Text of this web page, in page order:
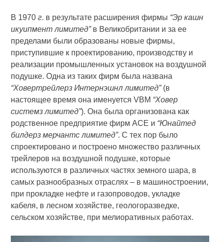
В 1970г. в результате расширения фирмы “Эр кашн
икуип­мент лимитед”в Великобритании и за ее
пределами были образованы новые фирмы,
приступившие к проектированию, производству и
реализации промышленных установок на воздушной
подушке. Одна из таких фирм была названа
“Ховертрейлерз Интернэшнл лимитед”(в
настоящее время она именуется VBM “Ховер
системз лимитед”). Она была организована как
родственное предприятие фирм АСЕ и “Юнайтед
билдерз мерчантс ли­митед”. С тех пор было
спроектировано и построено множество различных
трейлеров на воздушной подушке, которые
используются в различных частях земного шара, в
самых разнообразных отраслях – в машиностроении,
при прокладке нефте и газопроводов, укладке
кабеля, в лесном хозяйстве, геологоразведке,
сельском хозяйстве, при мелиоративных работах.